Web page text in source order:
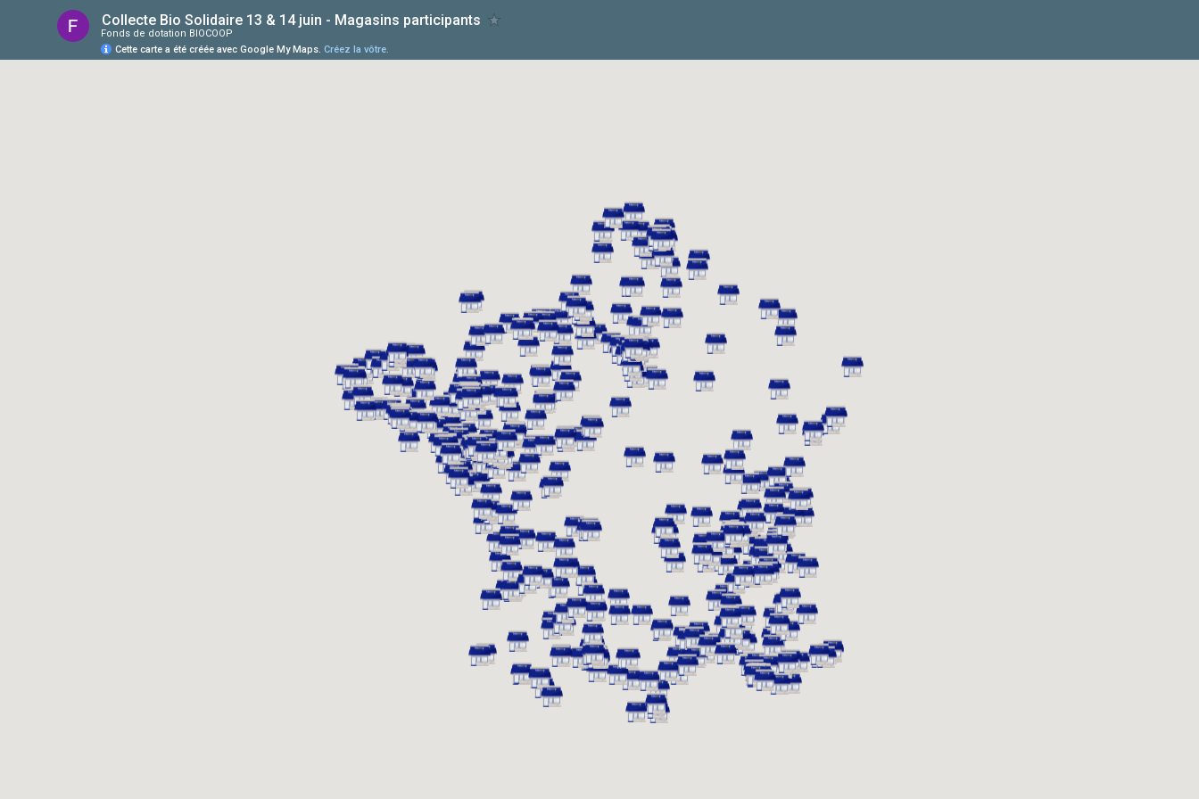
Collecte Bio Solidaire 13 & 14 juin - Magasins participants
Fonds de dotation BIOCOOP
Cette carte a été créée avec Google My Maps. Créez la vôtre.